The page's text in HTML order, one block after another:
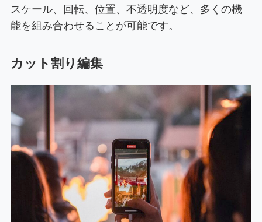
スケール、回転、位置、不透明度など、多くの機
能を組み合わせることが可能です。
カット割り編集